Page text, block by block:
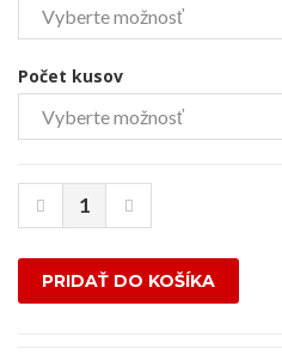
Počet kusov
PRIDAŤ DO KOŠÍKA